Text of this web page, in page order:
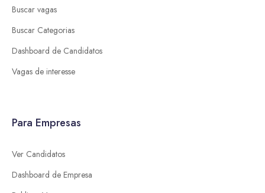
Buscar vagas
Buscar Categorias
Dashboard de Candidatos
Vagas de interesse
Para Empresas
Ver Candidatos
Dashboard de Empresa